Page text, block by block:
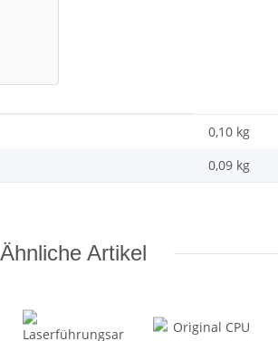
0,10 kg
0,09 kg
Ähnliche Artikel